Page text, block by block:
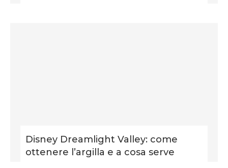
Disney Dreamlight Valley: come
ottenere l’argilla e a cosa serve